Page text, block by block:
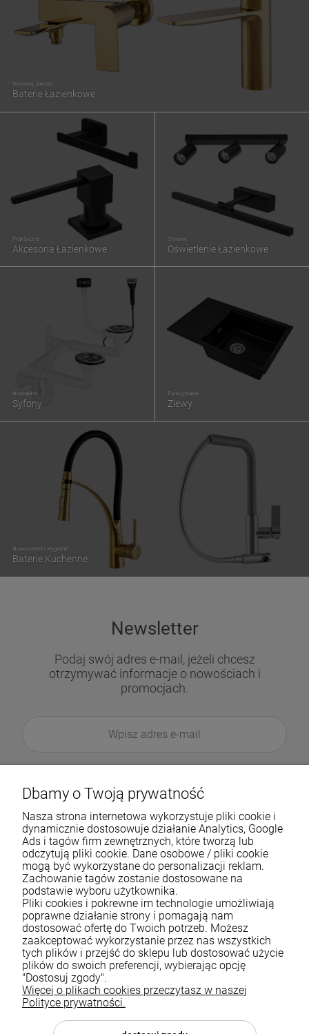
Wysokiej Jakości
Baterie Łazienkowe
Praktyczne
Akcesoria Łazienkowe
Stylowe
Oświetlenie Łazienkowe
Nowoczesne i wygodne
Baterie Kuchenne
Niezbędne
Syfony
Funkcjonalne
Zlewy
Newsletter
Podaj swój adres e-mail, jeżeli chcesz
otrzymywać informacje o nowościach i
promocjach.
Pomoc
Moje konto
Płatności i dostawa
Informacje
Dbamy o Twoją prywatność
Nasza strona internetowa wykorzystuje pliki cookie i
dynamicznie dostosowuje działanie Analytics, Google
Ads i tagów firm zewnętrznych, które tworzą lub
odczytują pliki cookie. Dane osobowe / pliki cookie
mogą być wykorzystane do personalizacji reklam.
Zachowanie tagów zostanie dostosowane na
podstawie wyboru użytkownika.
Pliki cookies i pokrewne im technologie umożliwiają
poprawne działanie strony i pomagają nam
dostosować ofertę do Twoich potrzeb. Możesz
zaakceptować wykorzystanie przez nas wszystkich
tych plików i przejść do sklepu lub dostosować użycie
plików do swoich preferencji, wybierając opcję
"Dostosuj zgody".
Więcej o plikach cookies przeczytasz w naszej
Polityce prywatności.